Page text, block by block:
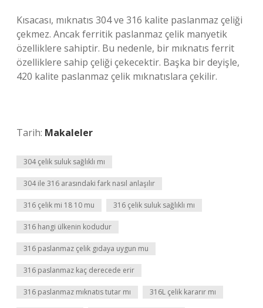
Kısacası, mıknatıs 304 ve 316 kalite paslanmaz çeliği
çekmez. Ancak ferritik paslanmaz çelik manyetik
özelliklere sahiptir. Bu nedenle, bir mıknatıs ferrit
özelliklere sahip çeliği çekecektir. Başka bir deyişle,
420 kalite paslanmaz çelik mıknatıslara çekilir.
Tarih: Makaleler
304 çelik suluk sağlıklı mı
304 ile 316 arasındaki fark nasıl anlaşılır
316 çelik mi 18 10 mu 316 çelik suluk sağlıklı mı
316 hangi ülkenin kodudur
316 paslanmaz çelik gıdaya uygun mu
316 paslanmaz kaç derecede erir
316 paslanmaz mıknatıs tutar mı 316L çelik kararır mı